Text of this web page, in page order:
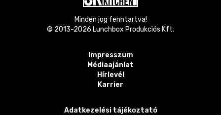
Minden jog fenntartva!
© 2013-2026 Lunchbox Produkciós Kft.
Impresszum
Médiaajánlat
Hírlevél
Karrier
Adatkezelési tájékoztató